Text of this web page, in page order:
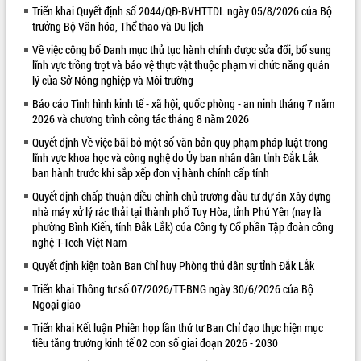
quan trọng
Bí thư Tỉnh ủy Lương Nguyễn Minh
Triết thăm, tặng quà người có công với
cách mạng
Rà soát, hoàn thiện hệ thống thiết chế
văn hóa, thể thao đáp ứng yêu cầu
phát triển mới
Thường trực HĐND tỉnh Đắk Lắk gặp
mặt Đoàn chuyên gia y tế TP. Hồ Chí
Minh
Lễ truy điệu và an táng hài cốt liệt sĩ
tại Nghĩa trang Liệt sĩ xã Sơn Hòa
Bàn giải pháp tháo gỡ khó khăn trong
xuất khẩu sầu riêng và triển khai quy
định EUDR
Thứ trưởng Bộ Nông nghiệp và Môi
trường Nguyễn Hoàng Hiệp khảo sát
vùng trồng và doanh nghiệp đóng gói
sầu riêng tại Đắk Lắk
Trình diễn nghệ thuật chế biến các
LIÊN KẾT WEB
Triển khai Quyết định số 2044/QĐ-BVHTTDL ngày 05/8/2026 của Bộ
trưởng Bộ Văn hóa, Thể thao và Du lịch
Về việc công bố Danh mục thủ tục hành chính được sửa đổi, bổ sung
lĩnh vực trồng trọt và bảo vệ thực vật thuộc phạm vi chức năng quản
lý của Sở Nông nghiệp và Môi trường
Báo cáo Tình hình kinh tế - xã hội, quốc phòng - an ninh tháng 7 năm
2026 và chương trình công tác tháng 8 năm 2026
Quyết định Về việc bãi bỏ một số văn bản quy phạm pháp luật trong
lĩnh vực khoa học và công nghệ do Ủy ban nhân dân tỉnh Đắk Lắk
ban hành trước khi sắp xếp đơn vị hành chính cấp tỉnh
Quyết định chấp thuận điều chỉnh chủ trương đầu tư dự án Xây dựng
nhà máy xử lý rác thải tại thành phố Tuy Hòa, tỉnh Phú Yên (nay là
phường Bình Kiến, tỉnh Đắk Lắk) của Công ty Cổ phần Tập đoàn công
nghệ T-Tech Việt Nam
Quyết định kiện toàn Ban Chỉ huy Phòng thủ dân sự tỉnh Đắk Lắk
Triển khai Thông tư số 07/2026/TT-BNG ngày 30/6/2026 của Bộ
Ngoại giao
Triển khai Kết luận Phiên họp lần thứ tư Ban Chỉ đạo thực hiện mục
tiêu tăng trưởng kinh tế 02 con số giai đoạn 2026 - 2030